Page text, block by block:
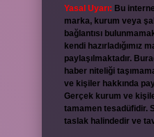
Yasal Uyarı: Bu
marka, kurum veya
bağlantısı
kendi hazırladığımız
paylaşılmaktadır.
haber niteliği
ve kişiler hakkında
Gerçek kurum ve
tamamen tesadüfidir.
taslak halindedir ve